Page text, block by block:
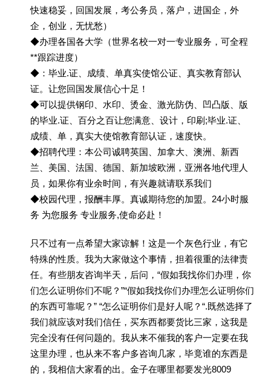
快速稳妥，回国发展，考公务员，落户，进国企，外
企，创业，无忧愁）
◆办理各国各大学（世界名校一对一专业服务，可全程
**跟踪进度）
◆：毕业.证、成绩、单真实使馆公证、真实教育部认
证。让您回国发展信心十足！
◆可以提供钢印、水印、烫金、激光防伪、凹凸版、版
的毕业.证、百分之百让您满意、设计，印刷;毕业.证、
成绩、单，真实大使馆教育部认证，速度快。
◆招聘代理：本公司诚聘英国、加拿大、澳洲、新西
兰、美国、法国、德国、新加坡欧洲，亚洲各地代理人
员，如果你有业余时间，有兴趣就请联系我们
◆校园代理，报酬丰厚。真诚期待您的加盟。24小时服
务 为您服务 专业服务,使命必赴！
只不过有一点希望大家谅解！这是一个灰色行业，有它
特殊的性质。我为大家做这个事情，担着很重的法律责
任。有些朋友咨询半天，后问，“假如我找你们办理，你
们怎么证明你们不呢？”“假如我找你们办理怎么证明你们
的东西可靠呢？” “怎么证明你们是好人呢？“.既然选择了
我们就应该对我们信任，买东西都要货比三家，这我是
完全没有任何问题的。我从来不催我的客户一定要在我
这里办理，也从来不客户多咨询几家，毕竟谁的东西是
的，我相信大家看的出。金子在哪里都要发光8009